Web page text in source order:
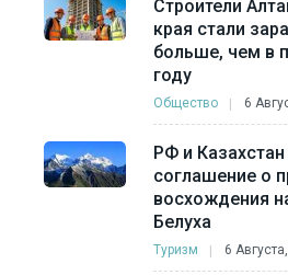
Строители
края стали
больше, чем в
году
Общество 6
РФ и
соглашение о
восхождения
Белуха
Туризм 6